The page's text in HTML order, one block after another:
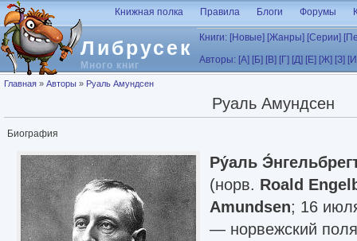
Перейти к основному содержанию
Либрусек
Много книг
Книжная полка Правила Блоги Форумы
Книги: [Новые] [Жанры] [Серии]
Авторы: [А] [Б] [В] [Г] [Д] [Е] [Ж] [З]
Вы здесь
Главная » Авторы » Руаль Амундсен
Руаль Амундсен
Биография
Ру́аль
(норв. Roald
Amundsen; 16
— норвежский